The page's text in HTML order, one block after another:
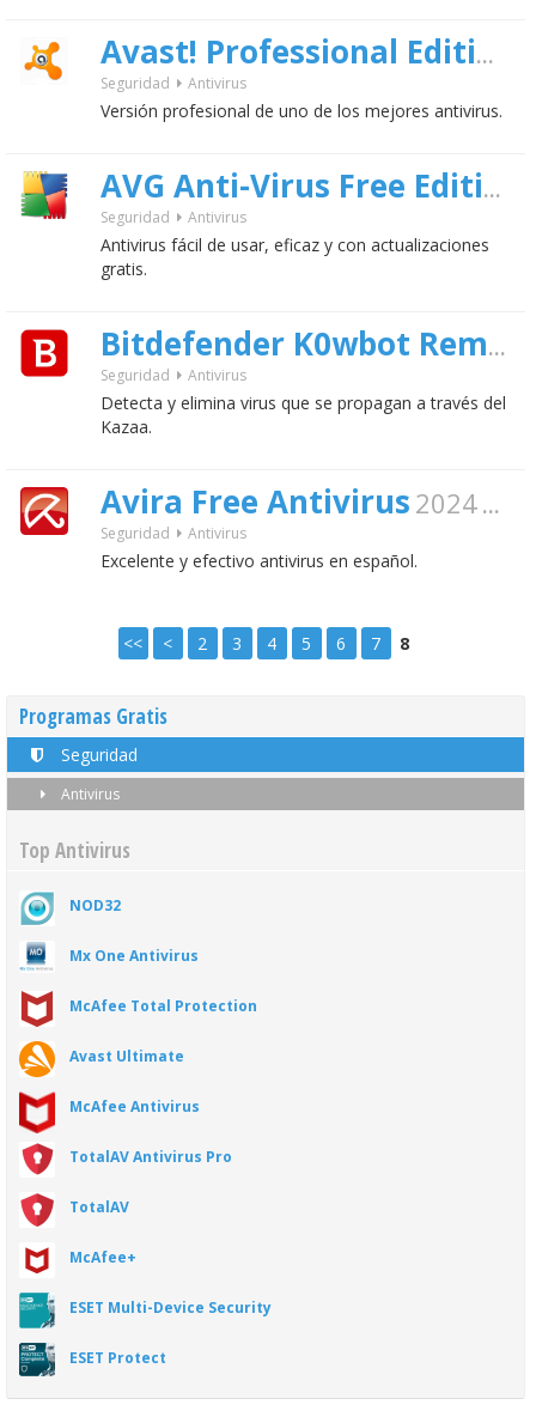
Avast! Professional Edition
Seguridad Antivirus
Versión profesional de uno de los mejores antivirus.
AVG Anti-Virus Free Edition
Seguridad Antivirus
Antivirus fácil de usar, eficaz y con actualizaciones
gratis.
Bitdefender K0wbot Removal Tool
Seguridad Antivirus
Detecta y elimina virus que se propagan a través del
Kazaa.
Avira Free Antivirus 2024 gratis
Seguridad Antivirus
Excelente y efectivo antivirus en español.
<< < 2 3 4 5 6 7 8
Programas Gratis
Seguridad
Antivirus
Top Antivirus
NOD32
Mx One Antivirus
McAfee Total Protection
Avast Ultimate
McAfee Antivirus
TotalAV Antivirus Pro
TotalAV
McAfee+
ESET Multi-Device Security
ESET Protect